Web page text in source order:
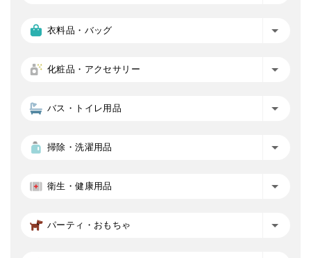
衣料品・バッグ
化粧品・アクセサリー
バス・トイレ用品
掃除・洗濯用品
衛生・健康用品
パーティ・おもちゃ